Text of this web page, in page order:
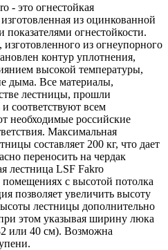
- это огнестойкая
из оцинкованной
огнестойкости.
из огнеупорного
контур уплотнения,
высокой температуры,
дыма. Все материалы,
лестницы, прошли
соответствуют всем
необходимые российские
Максимальная
составляет 200 кг, что дает
переносить на чердак
лестница LSF Fakro
помещениях с высотой потолка
позволяет увеличить высоту
лестницы дополнительно
этом указывая ширину люка
или 40 см). Возможна